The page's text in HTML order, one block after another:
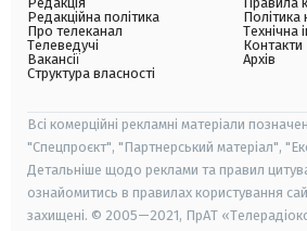
Редакційна політика
Про телеканал
Телеведучі
Вакансії
Структура власності
Політика
Технічна
Контакти
Архів
Всі комерційні рекламні матеріали
"Спецпроєкт", "Партнерський матеріал",
Детальніше щодо реклами та правил
ознайомитись в правилах користування
захищені. © 2005—2021, ПрАТ